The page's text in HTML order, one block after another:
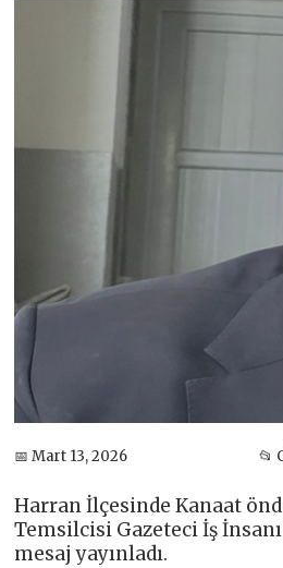
📅 Mart 13, 2026 📂
Harran İlçesinde Kanaat
Temsilcisi Gazeteci İş
mesaj yayınladı.